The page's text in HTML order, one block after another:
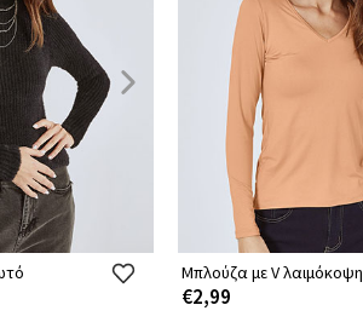
Μπλούζα με V λαιμόκοψη
€2,99